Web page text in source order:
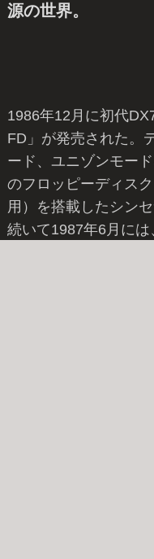
源の世界。
1986年12月に初代
FD」が発売された。
ード、ユニゾンモー
のフロッピーディス
用）を搭載したシン
続いて1987年6月に